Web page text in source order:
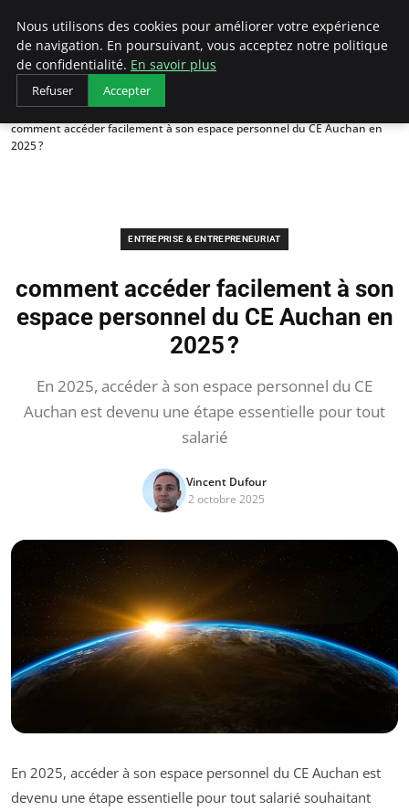
LECFCM
Accueil
Entreprise & Entrepreneuriat
comment accéder facilement à son espace personnel du CE Auchan en
2025 ?
ENTREPRISE & ENTREPRENEURIAT
comment accéder facilement à son
espace personnel du CE Auchan en
2025 ?
En 2025, accéder à son espace personnel du CE
Auchan est devenu une étape essentielle pour tout
salarié
Vincent Dufour
2 octobre 2025
En 2025, accéder à son espace personnel du CE Auchan est
devenu une étape essentielle pour tout salarié souhaitant
Nous utilisons des cookies pour améliorer votre expérience
de navigation. En poursuivant, vous acceptez notre politique
de confidentialité. En savoir plus
Refuser Accepter